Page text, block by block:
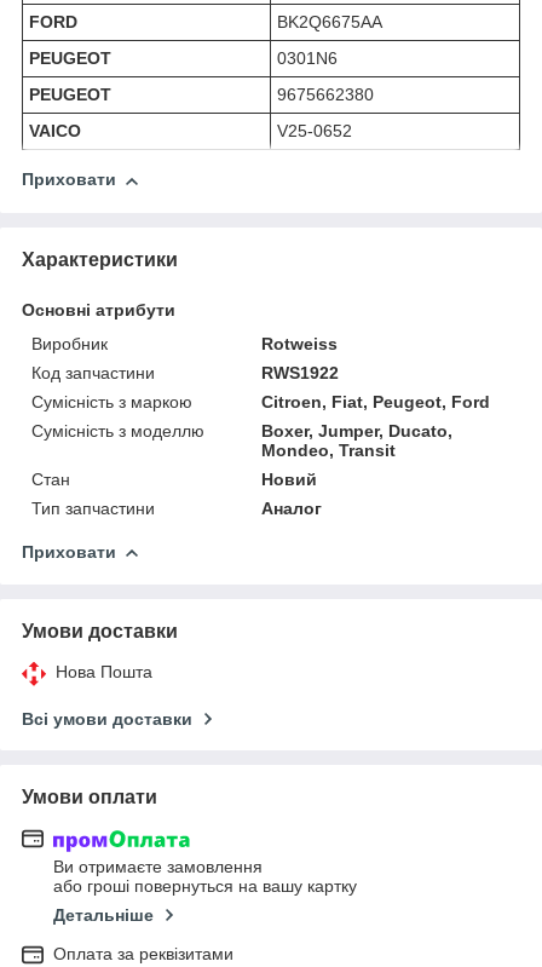
FORD
BK2Q6675AA
PEUGEOT
0301N6
PEUGEOT
9675662380
VAICO
V25-0652
Приховати
Характеристики
Основні атрибути
Виробник
Rotweiss
Код запчастини
RWS1922
Сумісність з маркою
Citroen, Fiat, Peugeot, Ford
Сумісність з моделлю
Boxer, Jumper, Ducato,
Mondeo, Transit
Стан
Новий
Тип запчастини
Аналог
Приховати
Умови доставки
Нова Пошта
Всі умови доставки
Умови оплати
Ви отримаєте замовлення
або гроші повернуться на вашу картку
Детальніше
Оплата за реквізитами